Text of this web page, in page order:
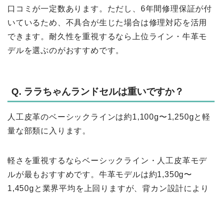
口コミが一定数あります。ただし、6年間修理保証が付
いているため、不具合が生じた場合は修理対応を活用
できます。耐久性を重視するなら上位ライン・牛革モ
デルを選ぶのがおすすめです。
Q. ララちゃんランドセルは重いですか？
人工皮革のベーシックラインは約1,100g〜1,250gと軽
量な部類に入ります。
軽さを重視するならベーシックライン・人工皮革モデ
ルが最もおすすめです。牛革モデルは約1,350g〜
1,450gと業界平均を上回りますが、背カン設計により